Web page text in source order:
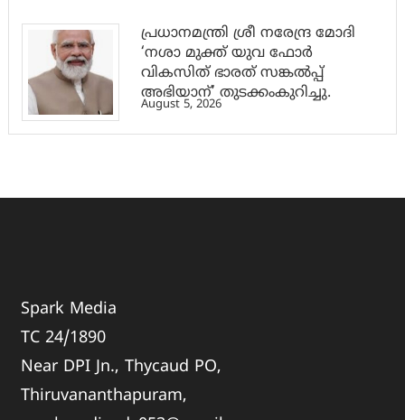
പ്രധാനമന്ത്രി ശ്രീ നരേന്ദ്ര മോദി
‘നശാ മുക്ത് യുവ ഫോർ
വികസിത് ഭാരത് സങ്കൽപ്പ്
അഭിയാന്’ തുടക്കംകുറിച്ചു.
August 5, 2026
Spark Media
TC 24/1890
Near DPI Jn., Thycaud PO,
Thiruvananthapuram,